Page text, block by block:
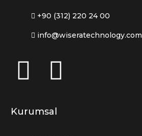
+90 (312) 220 24 00
info@wiseratechnology.com
Kurumsal